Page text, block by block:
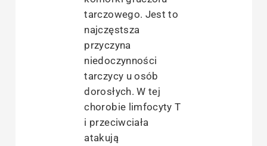
tarczowego. Jest to
najczęstsza
przyczyna
niedoczynności
tarczycy u osób
dorosłych. W tej
chorobie limfocyty T
i przeciwciała
atakują